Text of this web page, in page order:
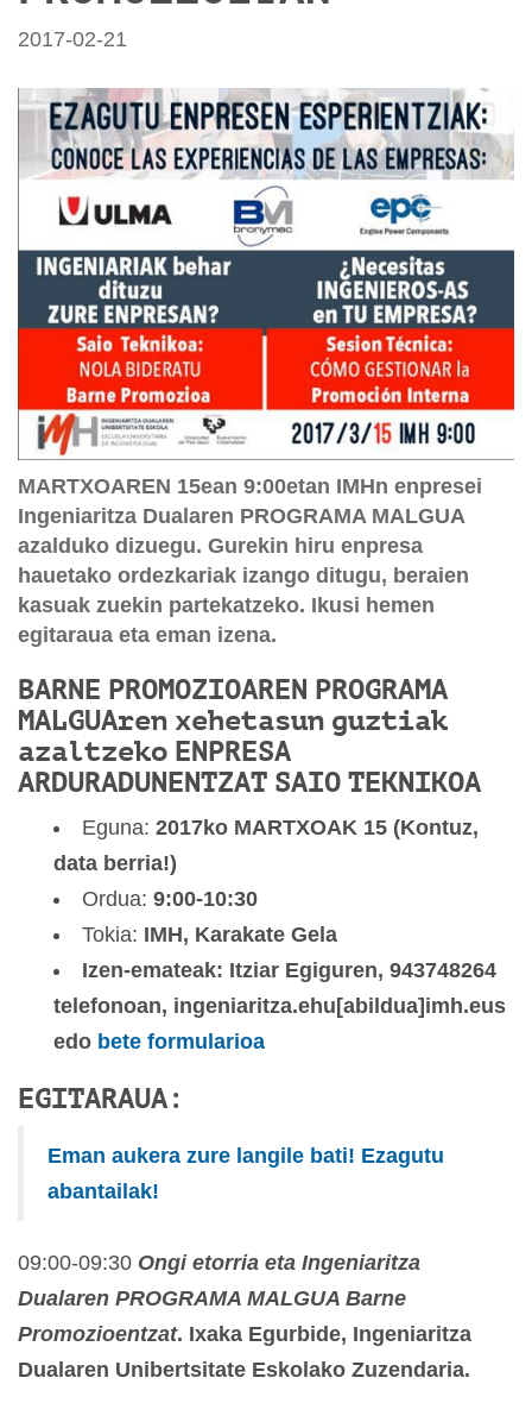
2017-02-21
MARTXOAREN 15ean 9:00etan IMHn enpresei
Ingeniaritza Dualaren PROGRAMA MALGUA
azalduko dizuegu. Gurekin hiru enpresa
hauetako ordezkariak izango ditugu, beraien
kasuak zuekin partekatzeko. Ikusi hemen
egitaraua eta eman izena.
BARNE PROMOZIOAREN PROGRAMA
MALGUAren xehetasun guztiak
azaltzeko ENPRESA
ARDURADUNENTZAT SAIO TEKNIKOA
Eguna: 2017ko MARTXOAK 15 (Kontuz,
data berria!)
Ordua: 9:00-10:30
Tokia: IMH, Karakate Gela
Izen-emateak: Itziar Egiguren, 943748264
telefonoan, ingeniaritza.ehu[abildua]imh.eus
edo bete formularioa
EGITARAUA:
Eman aukera zure langile bati! Ezagutu
abantailak!
09:00-09:30 Ongi etorria eta Ingeniaritza
Dualaren PROGRAMA MALGUA Barne
Promozioentzat. Ixaka Egurbide, Ingeniaritza
Dualaren Unibertsitate Eskolako Zuzendaria.